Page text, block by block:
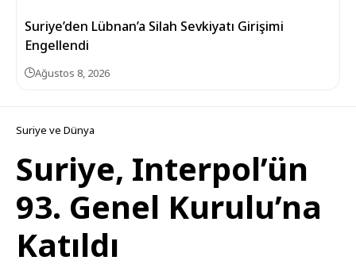
Suriye’den Lübnan’a Silah Sevkiyatı Girişimi
Engellendi
Ağustos 8, 2026
Suriye ve Dünya
Suriye, Interpol’ün
93. Genel Kurulu’na
Katıldı